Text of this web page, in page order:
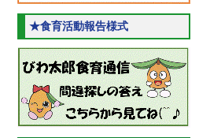
★食育活動報告様式